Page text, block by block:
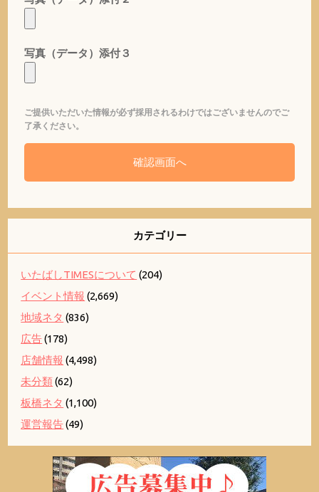
写真（データ）添付３
ご提供いただいた情報が必ず採用されるわけではございませんのでご
了承ください。
カテゴリー
いたばしTIMESについて (204)
イベント情報 (2,669)
地域ネタ (836)
広告(178)
店舗情報 (4,498)
未分類(62)
板橋ネタ (1,100)
運営報告(49)